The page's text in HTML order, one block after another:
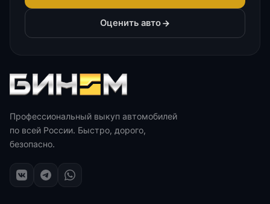
Оценить авто
Профессиональный выкуп автомобилей
по всей России. Быстро, дорого,
безопасно.